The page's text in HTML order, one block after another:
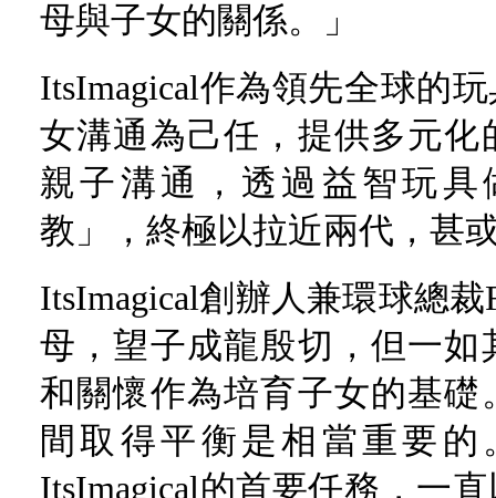
母與子女的關係。」
ItsImagical作為領先全球的
女溝通為己任，提供多元
親子溝通，透過益智玩
教」，終極以拉近兩代，甚
ItsImagical創辦人兼環球總
母，望子成龍殷切，但一
和關懷作為培育子女的基
間取得平衡是相當重要
ItsImagical的首要任務，一